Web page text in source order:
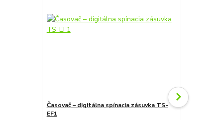
Časovač – digitálna spínacia zásuvka TS-
EF1
Časovač –